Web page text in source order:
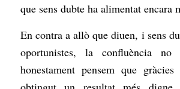
que sens dubte ha alimentat encara
En contra a allò que diuen, i sens
oportunistes, la confluència
honestament pensem que gràcies